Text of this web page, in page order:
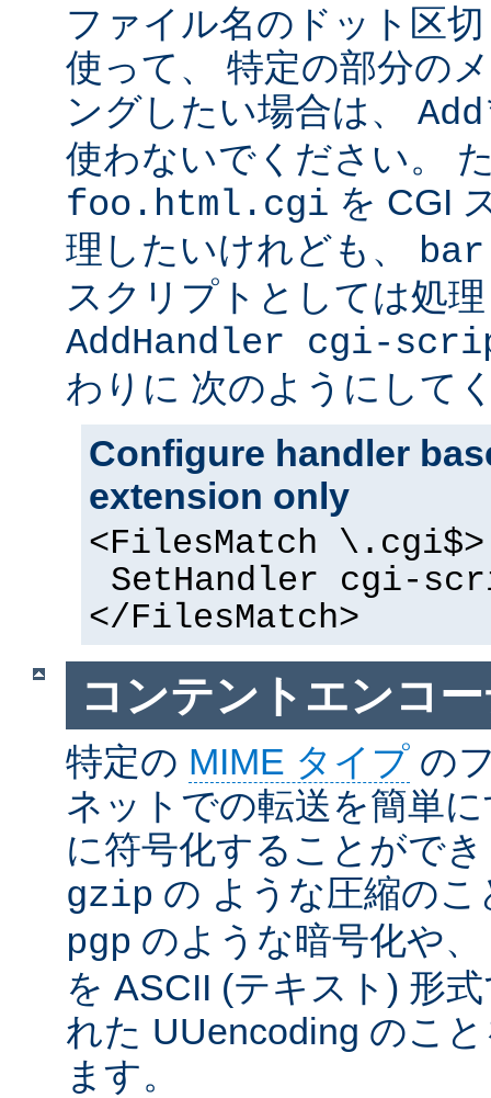
ファイル名のドット区
使って、 特定の部分の
ングしたい場合は、
使わないでください。
foo.html.cgi を CGI
理したいけれども、
スクリプトとしては処
AddHandler cgi-
わりに 次のようにして
Configure handler
extension only
<FilesMatch \.cgi$>
SetHandler cgi-
</FilesMatch>
コンテントエンコ
特定の MIME タイプ の
ネットでの転送を簡単
に符号化することがで
gzip の ような圧縮の
pgp のような暗号化や
を ASCII (テキスト) 形
れた UUencoding のこ
ます。